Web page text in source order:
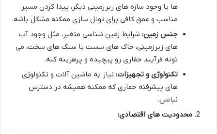
ها یا وجود سازه های زیرزمینی دیگر، پیدا کردن مسیر
مناسب و عمق کافی برای تونل سازی ممکنه مشکل باشه.
جنس زمین: شرایط زمین شناسی متغیر، مثل وجود آب
های زیرزمینی، خاک های سست یا سنگ های سخت، می
تونه فرآیند حفاری رو پیچیده و پرهزینه کنه.
تکنولوژی و تجهیزات: نیاز به ماشین آلات و تکنولوژی
های پیشرفته حفاری که ممکنه همیشه در دسترس
نباشن.
محدودیت های اقتصادی: